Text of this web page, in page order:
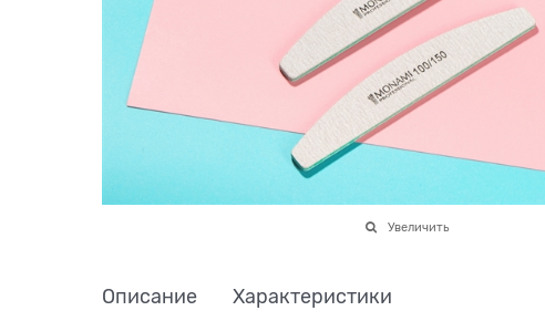
Увеличить
Описание Характеристики